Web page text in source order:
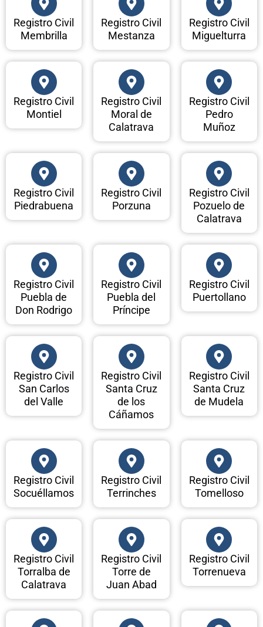
Registro Civil
Membrilla
Registro Civil
Mestanza
Registro Civil
Miguelturra
Registro Civil
Montiel
Registro Civil
Moral de
Calatrava
Registro Civil
Pedro
Muñoz
Registro Civil
Piedrabuena
Registro Civil
Porzuna
Registro Civil
Pozuelo de
Calatrava
Registro Civil
Puebla de
Don Rodrigo
Registro Civil
Puebla del
Príncipe
Registro Civil
Puertollano
Registro Civil
San Carlos
del Valle
Registro Civil
Santa Cruz
de los
Cáñamos
Registro Civil
Santa Cruz
de Mudela
Registro Civil
Socuéllamos
Registro Civil
Terrinches
Registro Civil
Tomelloso
Registro Civil
Torralba de
Calatrava
Registro Civil
Torre de
Juan Abad
Registro Civil
Torrenueva